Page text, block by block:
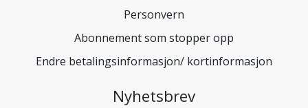
Personvern
Abonnement som stopper opp
Endre betalingsinformasjon/ kortinformasjon
Nyhetsbrev